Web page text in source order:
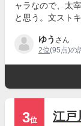
ャラなので、太
と思う。文スト
ゆう さん
2位(95点)の
3位
江戸